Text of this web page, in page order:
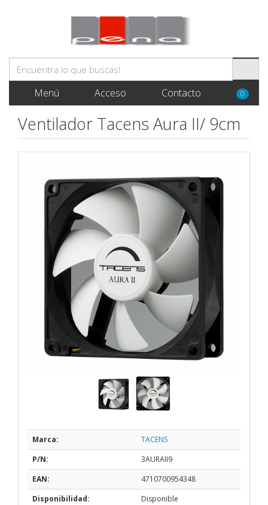
Menú Acceso Contacto 0
Ventilador Tacens Aura II/ 9cm
Marca:
TACENS
P/N:
3AURAII9
EAN:
4710700954348
Disponibilidad:
Disponible